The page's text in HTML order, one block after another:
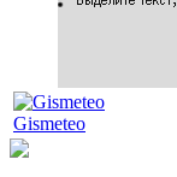
Gismeteo